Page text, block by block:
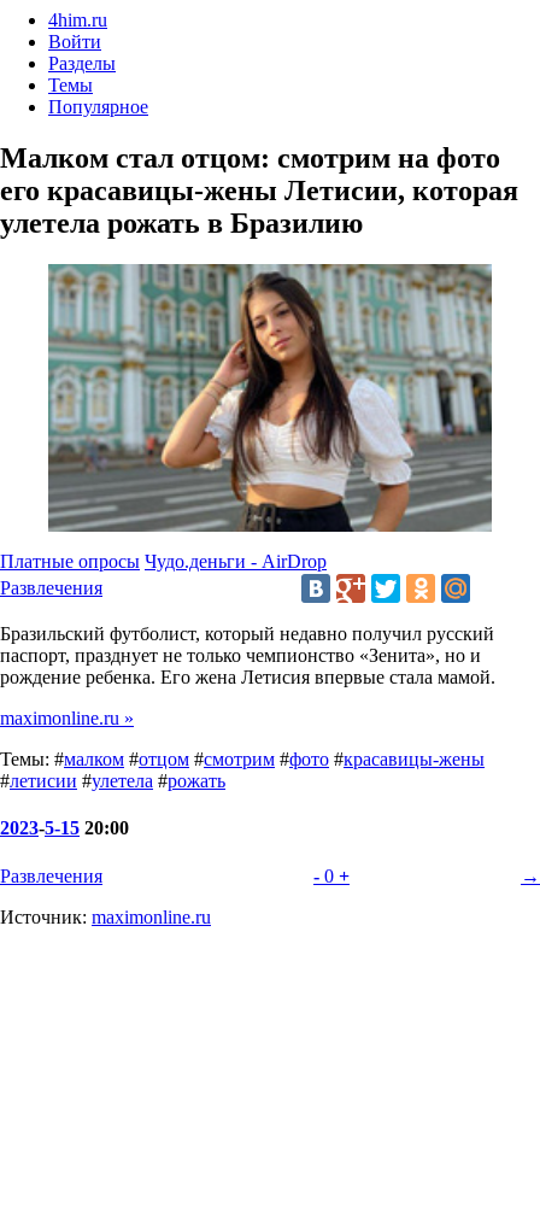
4him.ru
Войти
Разделы
Темы
Популярное
Малком стал отцом: смотрим на фото
его красавицы-жены Летисии, которая
улетела рожать в Бразилию
Платные опросы Чудо.деньги - AirDrop
Развлечения
Бразильский футболист, который недавно получил русский
паспорт, празднует не только чемпионство «Зенита», но и
рождение ребенка. Его жена Летисия впервые стала мамой.
maximonline.ru »
Темы: #малком #отцом #смотрим #фото #красавицы-жены
#летисии #улетела #рожать
2023-5-15 20:00
Развлечения - 0 +
→
Источник: maximonline.ru